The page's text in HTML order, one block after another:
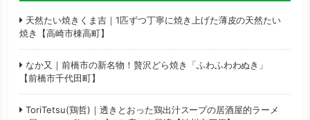
天然たい焼きくま吉｜1匹ずつ丁寧に焼き上げた薄皮の天然たい
焼き【高崎市棟高町】
なか又｜前橋市の新名物！贅沢どら焼き「ふわふわわぬき」
【前橋市千代田町】
ToriTetsu(鶏哲)｜透きとおった鶏出汁スープの居酒屋的ラーメ